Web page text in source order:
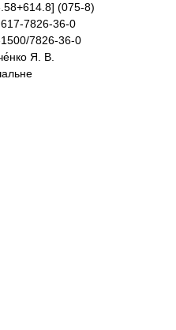
(075-8)
7826-36-0
7826-36-0
Я. В.